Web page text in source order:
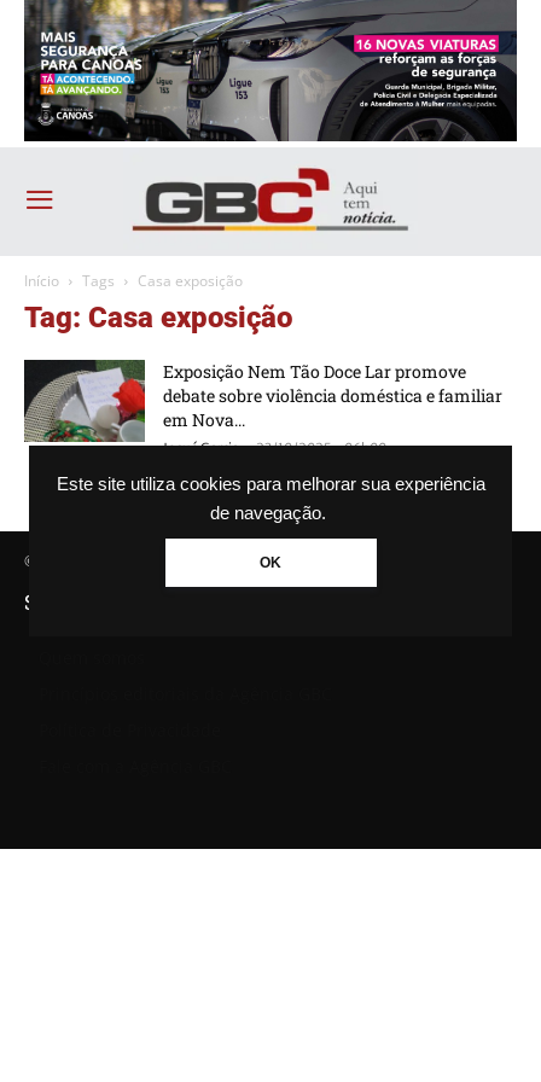
Este site utiliza cookies para melhorar sua experiência
de navegação.
OK
Início Tags Casa exposição
Tag: Casa exposição
Exposição Nem Tão Doce Lar promove
debate sobre violência doméstica e familiar
em Nova...
Josué Garcia - 23/10/2025 - 06h00
© Agência GBC. Aqui tem notícia. Todos os direitos reservados.
SAIBA MAIS SOBRE A AGÊNCIA GBC